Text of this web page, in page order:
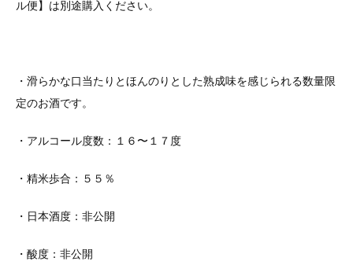
ル便】は別途購入ください。
・滑らかな口当たりとほんのりとした熟成味を感じられる数量限
定のお酒です。
・アルコール度数：１６〜１７度
・精米歩合：５５％
・日本酒度：非公開
・酸度：非公開